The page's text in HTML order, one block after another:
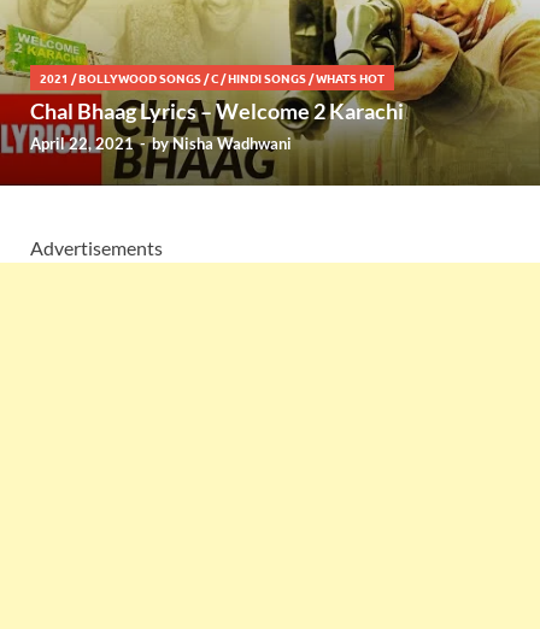
2021 /BOLLYWOOD SONGS /C /HINDI SONGS /WHATS HOT
Chal Bhaag Lyrics – Welcome 2 Karachi
April 22, 2021-byNisha Wadhwani
Advertisements